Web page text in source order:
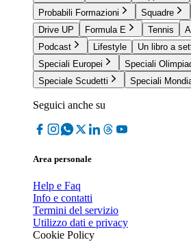
Probabili Formazioni
Squadre
Drive UP
Formula E Tennis
Podcast
Lifestyle
Un libro a
Speciali Europei
Speciali
Speciale Scudetti
Speciali
Seguici anche su
Area personale
Help e Faq
Info e contatti
Termini del servizio
Utilizzo dati e privacy
Cookie Policy